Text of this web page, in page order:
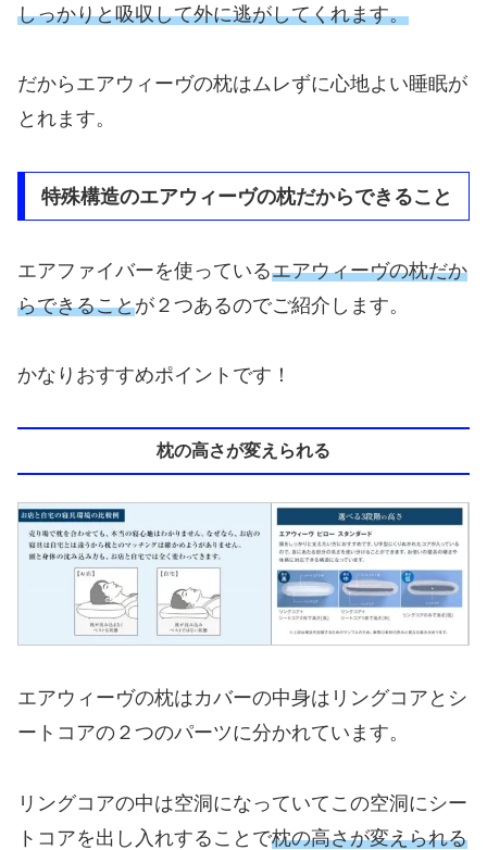
しっかりと吸収して外に逃がしてくれます。
だからエアウィーヴの枕はムレずに心地よい睡眠が
とれます。
特殊構造のエアウィーヴの枕だからできること
エアファイバーを使っているエアウィーヴの枕だか
らできることが２つあるのでご紹介します。
かなりおすすめポイントです！
枕の高さが変えられる
エアウィーヴの枕はカバーの中身はリングコアとシ
ートコアの２つのパーツに分かれています。
リングコアの中は空洞になっていてこの空洞にシー
トコアを出し入れすることで枕の高さが変えられる